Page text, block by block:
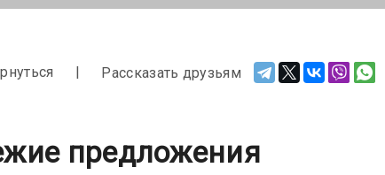
Рассказать друзьям
предложения